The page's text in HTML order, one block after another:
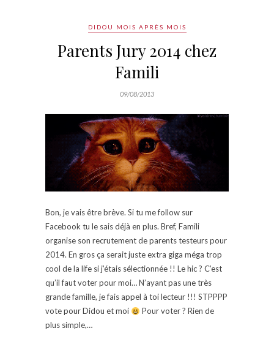
DIDOU MOIS APRÈS MOIS
Parents Jury 2014 chez
Famili
09/08/2013
Bon, je vais être brève. Si tu me follow sur
Facebook tu le sais déjà en plus. Bref, Famili
organise son recrutement de parents testeurs pour
2014. En gros ça serait juste extra giga méga trop
cool de la life si j’étais sélectionnée !! Le hic ? C’est
qu’il faut voter pour moi… N’ayant pas une très
grande famille, je fais appel à toi lecteur !!! STPPPP
vote pour Didou et moi
Pour voter ? Rien de
plus simple,…